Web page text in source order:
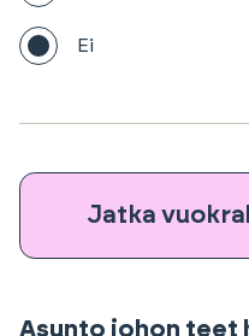
Ei
Jatka
Asunto johon teet